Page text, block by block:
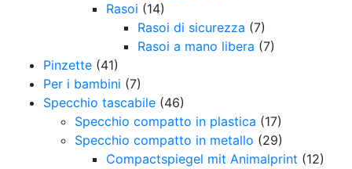
Rasoi (14)
Rasoi di sicurezza (7)
Rasoi a mano libera (7)
Pinzette (41)
Per i bambini (7)
Specchio tascabile (46)
Specchio compatto in plastica (17)
Specchio compatto in metallo (29)
Compactspiegel mit Animalprint (12)